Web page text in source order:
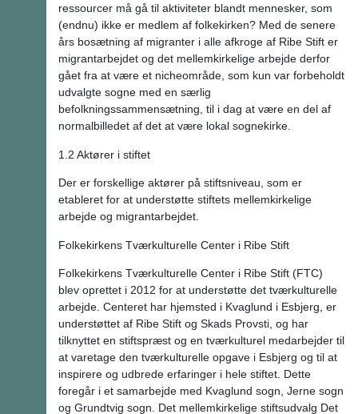
ressourcer må gå til aktiviteter blandt mennesker, som
(endnu) ikke er medlem af folkekirken? Med de senere
års bosætning af migranter i alle afkroge af Ribe Stift er
migrantarbejdet og det mellemkirkelige arbejde derfor
gået fra at være et nicheområde, som kun var forbeholdt
udvalgte sogne med en særlig
befolkningssammensætning, til i dag at være en del af
normalbilledet af det at være lokal sognekirke.
1.2 Aktører i stiftet
Der er forskellige aktører på stiftsniveau, som er
etableret for at understøtte stiftets mellemkirkelige
arbejde og migrantarbejdet.
Folkekirkens Tværkulturelle Center i Ribe Stift
Folkekirkens Tværkulturelle Center i Ribe Stift (FTC)
blev oprettet i 2012 for at understøtte det tværkulturelle
arbejde. Centeret har hjemsted i Kvaglund i Esbjerg, er
understøttet af Ribe Stift og Skads Provsti, og har
tilknyttet en stiftspræst og en tværkulturel medarbejder til
at varetage den tværkulturelle opgave i Esbjerg og til at
inspirere og udbrede erfaringer i hele stiftet. Dette
foregår i et samarbejde med Kvaglund sogn, Jerne sogn
og Grundtvig sogn. Det mellemkirkelige stiftsudvalg Det